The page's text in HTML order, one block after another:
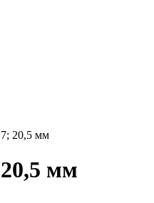
20,5 мм
мм